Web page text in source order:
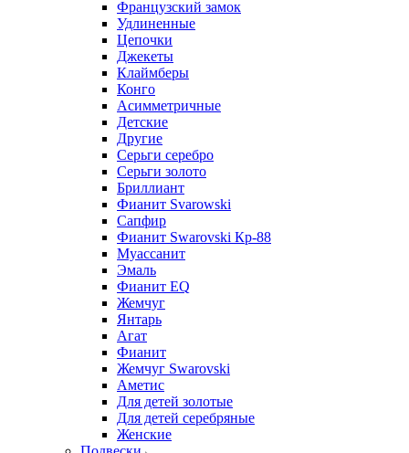
Французский замок
Удлиненные
Цепочки
Джекеты
Клаймберы
Конго
Асимметричные
Детские
Другие
Серьги серебро
Серьги золото
Бриллиант
Фианит Svarowski
Сапфир
Фианит Swarovski Кр-88
Муассанит
Эмаль
Фианит EQ
Жемчуг
Янтарь
Агат
Фианит
Жемчуг Swarovski
Аметис
Для детей золотые
Для детей серебряные
Женские